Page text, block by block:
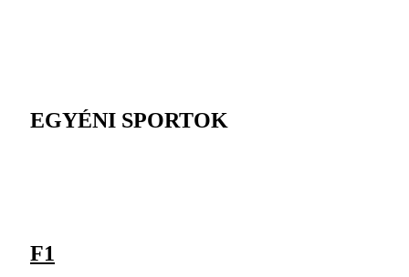
EGYÉNI SPORTOK
F1